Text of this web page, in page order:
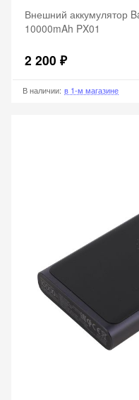
Внешний аккумулятор
10000mAh PX01
2 200 ₽
В наличии: в 1-м магазине